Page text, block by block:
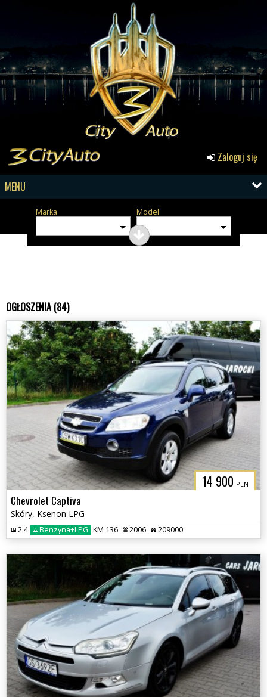
Zaloguj się
MENU
Marka Model
OGŁOSZENIA (84)
14 900 PLN
Chevrolet Captiva
Skóry, Ksenon LPG
2.4 Benzyna+LPG KM 136 2006 209000